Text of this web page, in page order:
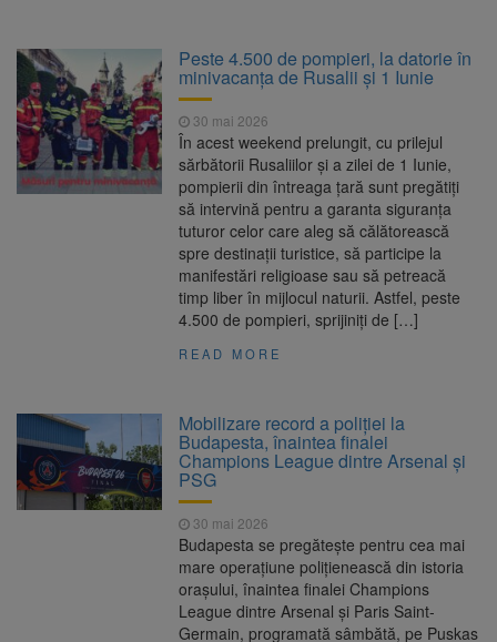
Peste 4.500 de pompieri, la datorie în
minivacanța de Rusalii și 1 Iunie
30 mai 2026
În acest weekend prelungit, cu prilejul
sărbătorii Rusaliilor și a zilei de 1 Iunie,
pompierii din întreaga țară sunt pregătiți
să intervină pentru a garanta siguranța
tuturor celor care aleg să călătorească
spre destinații turistice, să participe la
manifestări religioase sau să petreacă
timp liber în mijlocul naturii. Astfel, peste
4.500 de pompieri, sprijiniți de […]
READ MORE
Mobilizare record a poliției la
Budapesta, înaintea finalei
Champions League dintre Arsenal și
PSG
30 mai 2026
Budapesta se pregătește pentru cea mai
mare operațiune polițienească din istoria
orașului, înaintea finalei Champions
League dintre Arsenal și Paris Saint-
Germain, programată sâmbătă, pe Puskas